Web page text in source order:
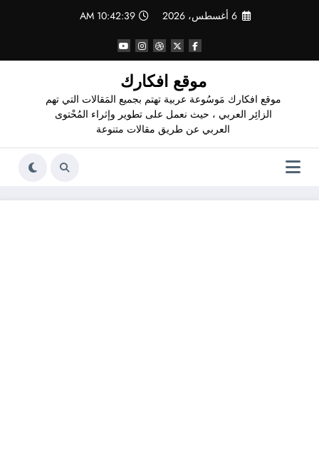
6 أغسطس، 2026 10:42:40 AM
موقع افكارك
موقع افكارك مَوسُوعة عربية تهتم بجميع المَقالات التي تهم
الزائِر العربي ، حيث نعمل على تطوير وإثراء المُحْتوى
العربي عن طريق مقالات متنوعة